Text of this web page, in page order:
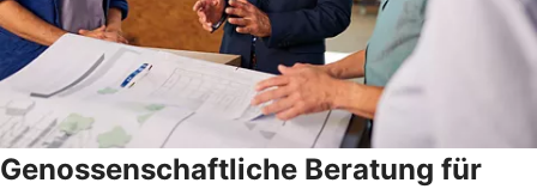
Genossenschaftliche Beratung für